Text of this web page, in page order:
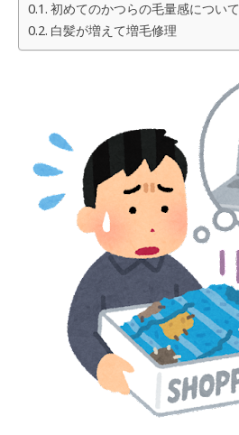
初めてのかつらの毛量感について
白髪が増えて増毛修理